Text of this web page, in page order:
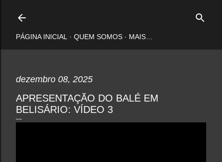
PÁGINA INICIAL QUEM SOMOS MAIS…
dezembro 08, 2025
APRESENTAÇÃO DO BALÉ EM
BELISÁRIO: VÍDEO 3